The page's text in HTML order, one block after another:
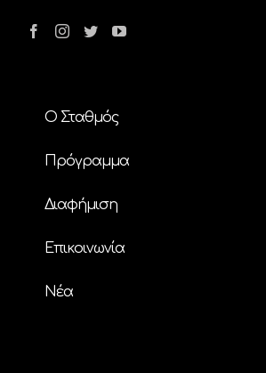
Ο Σταθμός
Πρόγραμμα
Διαφήμιση
Επικοινωνία
Nέα